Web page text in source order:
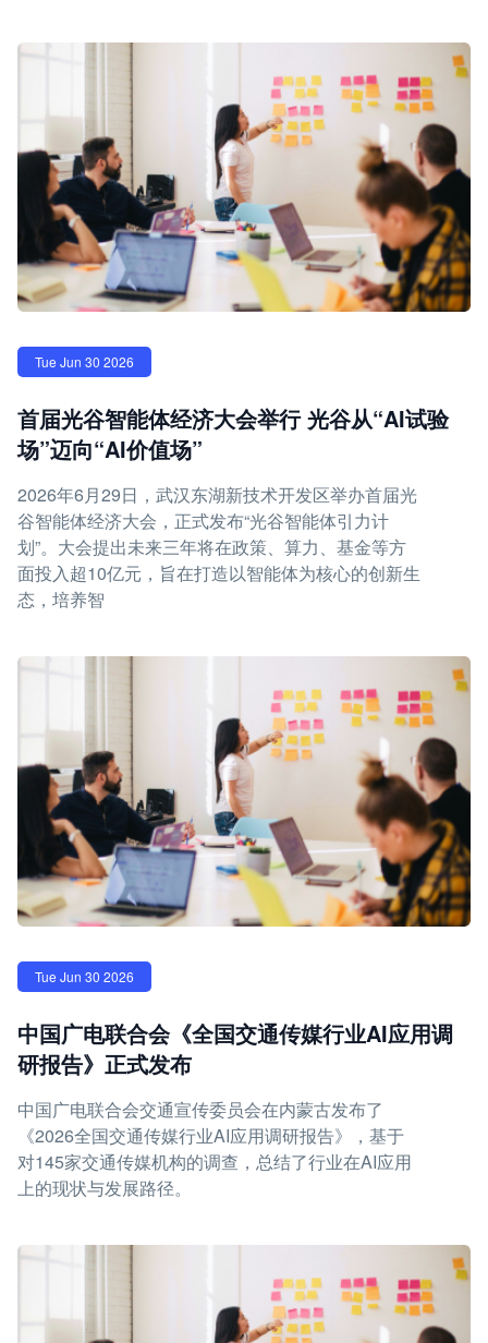
Tue Jun 30 2026
首届光谷智能体经济大会举行 光谷从“AI试验
场”迈向“AI价值场”
2026年6月29日，武汉东湖新技术开发区举办首届光
谷智能体经济大会，正式发布“光谷智能体引力计
划”。大会提出未来三年将在政策、算力、基金等方
面投入超10亿元，旨在打造以智能体为核心的创新生
态，培养智
Tue Jun 30 2026
中国广电联合会《全国交通传媒行业AI应用调
研报告》正式发布
中国广电联合会交通宣传委员会在内蒙古发布了
《2026全国交通传媒行业AI应用调研报告》，基于
对145家交通传媒机构的调查，总结了行业在AI应用
上的现状与发展路径。